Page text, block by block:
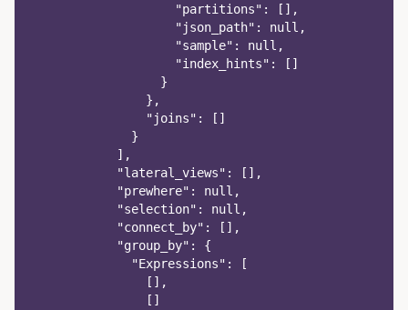
                    "partitions": [],
                    "json_path": null,
                    "sample": null,
                    "index_hints": []
                  }
                },
                "joins": []
              }
            ],
            "lateral_views": [],
            "prewhere": null,
            "selection": null,
            "connect_by": [],
            "group_by": {
              "Expressions": [
                [],
                []